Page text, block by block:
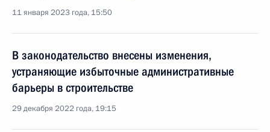
11 января 2023 года, 15:50
В законодательство внесены изменения,
устраняющие избыточные административные
барьеры в строительстве
29 декабря 2022 года, 19:15